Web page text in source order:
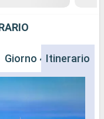
Giorno 4 Giorno 5
Itinerario